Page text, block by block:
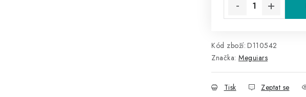
Kód zboží: D110542
Značka: Meguiars
Tisk Zeptat se